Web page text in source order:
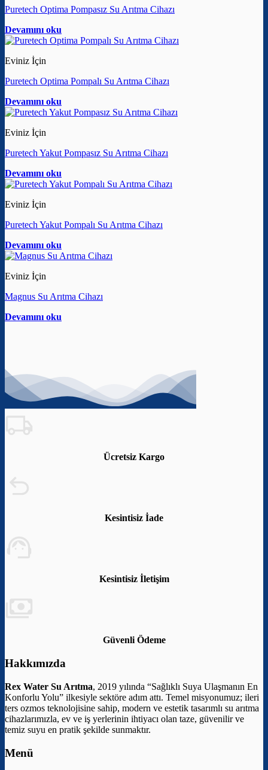
Puretech Optima Pompasız Su Arıtma Cihazı
Devamını oku
Eviniz İçin
Puretech Optima Pompalı Su Arıtma Cihazı
Devamını oku
Eviniz İçin
Puretech Yakut Pompasız Su Arıtma Cihazı
Devamını oku
Eviniz İçin
Puretech Yakut Pompalı Su Arıtma Cihazı
Devamını oku
Eviniz İçin
Magnus Su Arıtma Cihazı
Devamını oku
Ücretsiz Kargo
Kesintisiz İade
Kesintisiz İletişim
Güvenli Ödeme
Hakkımızda
Rex Water Su Arıtma, 2019 yılında “Sağlıklı Suya Ulaşmanın En
Konforlu Yolu” ilkesiyle sektöre adım attı. Temel misyonumuz; ileri
ters ozmos teknolojisine sahip, modern ve estetik tasarımlı su arıtma
cihazlarımızla, ev ve iş yerlerinin ihtiyacı olan taze, güvenilir ve
temiz suyu en pratik şekilde sunmaktır.
Menü